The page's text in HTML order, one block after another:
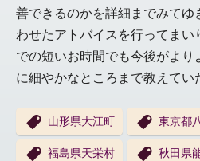
善できるのかを詳細までみてゆ
わせたアトバイスを行ってまい
での短いお時間でも今後がより
に細やかなところまで教えてい
山形県大江町 東京都
福島県天栄村 秋田県